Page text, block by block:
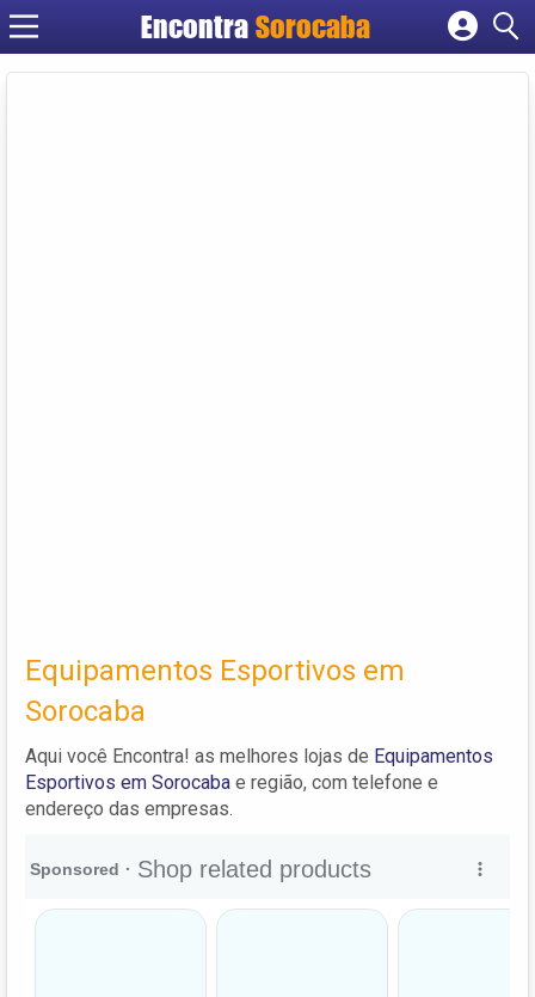
EncontraSorocaba
Cadastrar empresa
Equipamentos Esportivos em
Sorocaba
Aqui você Encontra! as melhores lojas de Equipamentos
Esportivos em Sorocaba e região, com telefone e
endereço das empresas.